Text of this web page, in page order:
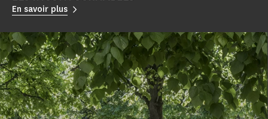
En savoir plus